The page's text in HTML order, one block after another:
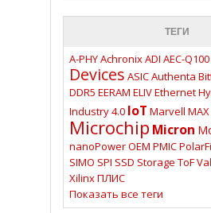
ТЕГИ
A-PHYAchronixADI AEC-Q100
Devices ASICAuthenta
DDR5 EERAM ELIVEthernet
Industry 4.0 IoT Marvell MAX
Microchip Micron
nanoPowerOEM PMIC
SIMO SPI SSD Storage ToF
XilinxПЛИС
Показать все теги